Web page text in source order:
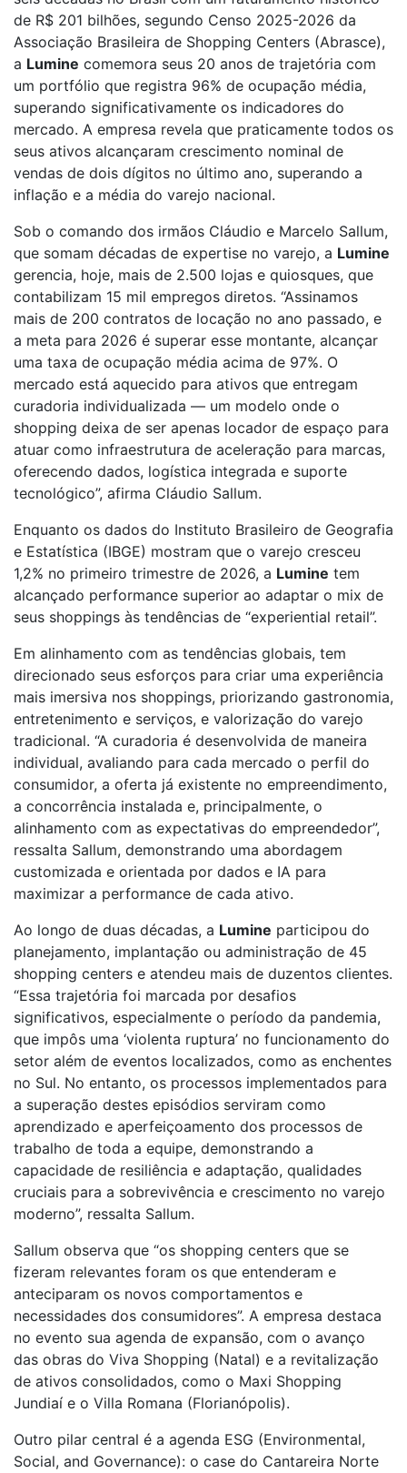
de R$ 201 bilhões, segundo Censo 2025-2026 da
Associação Brasileira de Shopping Centers (Abrasce),
a Lumine comemora seus 20 anos de trajetória com
um portfólio que registra 96% de ocupação média,
superando significativamente os indicadores do
mercado. A empresa revela que praticamente todos os
seus ativos alcançaram crescimento nominal de
vendas de dois dígitos no último ano, superando a
inflação e a média do varejo nacional.
Sob o comando dos irmãos Cláudio e Marcelo Sallum,
que somam décadas de expertise no varejo, a Lumine
gerencia, hoje, mais de 2.500 lojas e quiosques, que
contabilizam 15 mil empregos diretos. “Assinamos
mais de 200 contratos de locação no ano passado, e
a meta para 2026 é superar esse montante, alcançar
uma taxa de ocupação média acima de 97%. O
mercado está aquecido para ativos que entregam
curadoria individualizada — um modelo onde o
shopping deixa de ser apenas locador de espaço para
atuar como infraestrutura de aceleração para marcas,
oferecendo dados, logística integrada e suporte
tecnológico”, afirma Cláudio Sallum.
Enquanto os dados do Instituto Brasileiro de Geografia
e Estatística (IBGE) mostram que o varejo cresceu
1,2% no primeiro trimestre de 2026, a Lumine tem
alcançado performance superior ao adaptar o mix de
seus shoppings às tendências de “experiential retail”.
Em alinhamento com as tendências globais, tem
direcionado seus esforços para criar uma experiência
mais imersiva nos shoppings, priorizando gastronomia,
entretenimento e serviços, e valorização do varejo
tradicional. “A curadoria é desenvolvida de maneira
individual, avaliando para cada mercado o perfil do
consumidor, a oferta já existente no empreendimento,
a concorrência instalada e, principalmente, o
alinhamento com as expectativas do empreendedor”,
ressalta Sallum, demonstrando uma abordagem
customizada e orientada por dados e IA para
maximizar a performance de cada ativo.
Ao longo de duas décadas, a Lumine participou do
planejamento, implantação ou administração de 45
shopping centers e atendeu mais de duzentos clientes.
“Essa trajetória foi marcada por desafios
significativos, especialmente o período da pandemia,
que impôs uma ‘violenta ruptura’ no funcionamento do
setor além de eventos localizados, como as enchentes
no Sul. No entanto, os processos implementados para
a superação destes episódios serviram como
aprendizado e aperfeiçoamento dos processos de
trabalho de toda a equipe, demonstrando a
capacidade de resiliência e adaptação, qualidades
cruciais para a sobrevivência e crescimento no varejo
moderno”, ressalta Sallum.
Sallum observa que “os shopping centers que se
fizeram relevantes foram os que entenderam e
anteciparam os novos comportamentos e
necessidades dos consumidores”. A empresa destaca
no evento sua agenda de expansão, com o avanço
das obras do Viva Shopping (Natal) e a revitalização
de ativos consolidados, como o Maxi Shopping
Jundiaí e o Villa Romana (Florianópolis).
Outro pilar central é a agenda ESG (Environmental,
Social, and Governance): o case do Cantareira Norte